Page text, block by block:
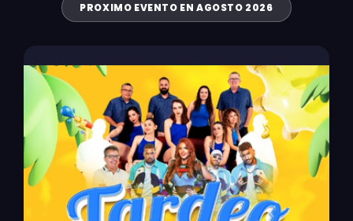
PROXIMO EVENTO EN AGOSTO 2026